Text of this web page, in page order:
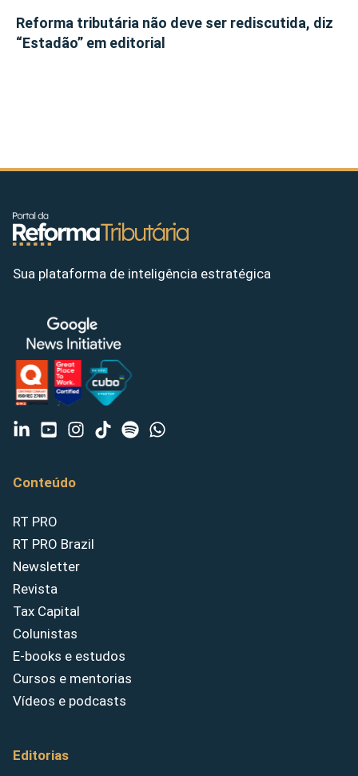
Reforma tributária não deve ser rediscutida, diz
“Estadão” em editorial
Sua plataforma de inteligência estratégica
Conteúdo
RT PRO
RT PRO Brazil
Newsletter
Revista
Tax Capital
Colunistas
E-books e estudos
Cursos e mentorias
Vídeos e podcasts
Editorias